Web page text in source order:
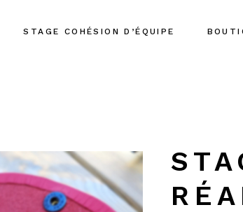
STAGE COHÉSION D’ÉQUIPE
Offrir